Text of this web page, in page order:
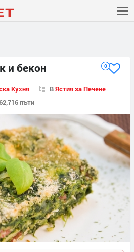
и бекон 0
Кухня ВЯстия за Печене
пъти